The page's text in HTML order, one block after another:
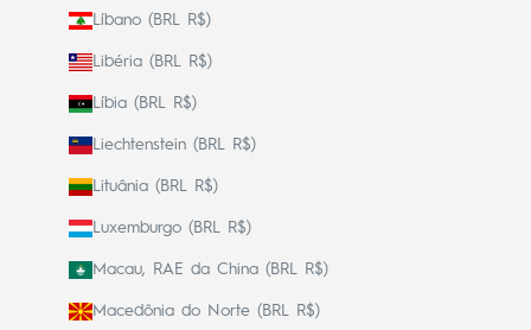
Líbano (BRL R$)
Libéria (BRL R$)
Líbia (BRL R$)
Liechtenstein (BRL R$)
Lituânia (BRL R$)
Luxemburgo (BRL R$)
Macau, RAE da China (BRL R$)
Macedônia do Norte (BRL R$)